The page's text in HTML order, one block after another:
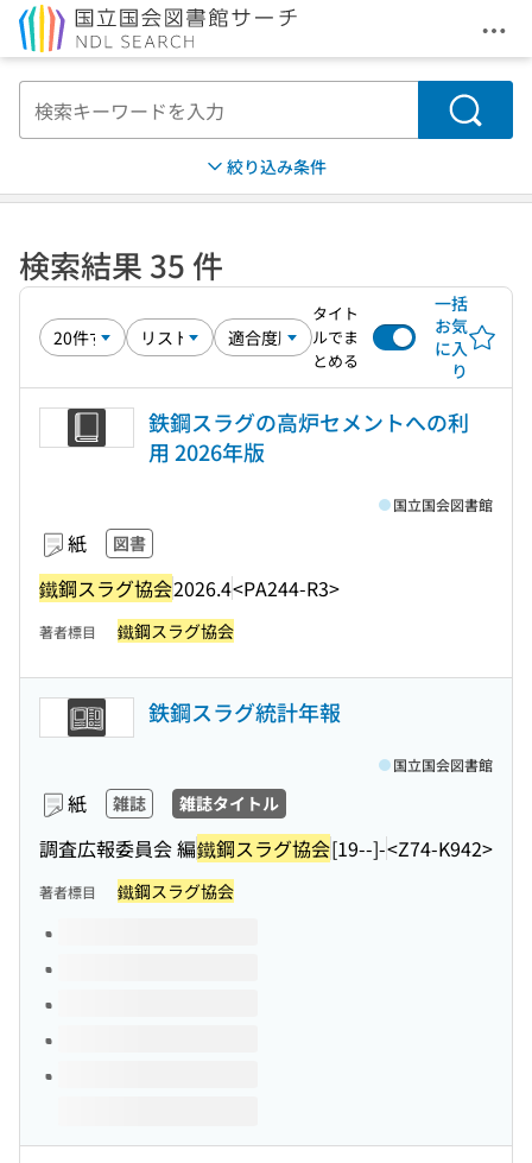
メ
検索
絞り込み条件
検索結果 35 件
タイト
ルでま
とめる
一括
お気
に入
り
鉄鋼スラグの高炉セメントへの利
用 2026年版
紙 図書
鐵鋼スラグ協会2026.4<PA244-R3>
国立国会図書館
著者標目 鐵鋼スラグ協会
鉄鋼スラグ統計年報
紙 雑誌 雑誌タイトル
調査広報委員会 編鐵鋼スラグ協会[19--]-<Z74-K942>
国立国会図書館
著者標目 鐵鋼スラグ協会
このタイトルの巻号